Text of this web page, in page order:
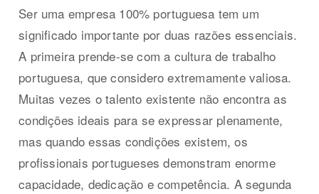
Ser uma empresa 100% portuguesa tem um
significado importante por duas razões essenciais.
A primeira prende-se com a cultura de trabalho
portuguesa, que considero extremamente valiosa.
Muitas vezes o talento existente não encontra as
condições ideais para se expressar plenamente,
mas quando essas condições existem, os
profissionais portugueses demonstram enorme
capacidade, dedicação e competência. A segunda